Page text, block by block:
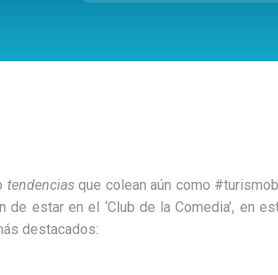
tendenciasque colean aún como
de estar en el ‘Club de la Comedia’, en
destacados: